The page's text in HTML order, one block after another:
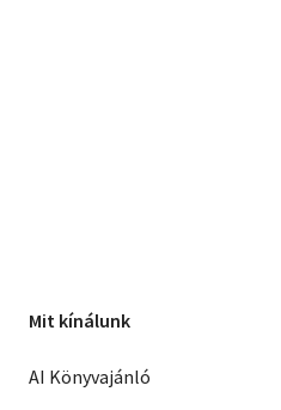
Mit kínálunk
AI Könyvajánló